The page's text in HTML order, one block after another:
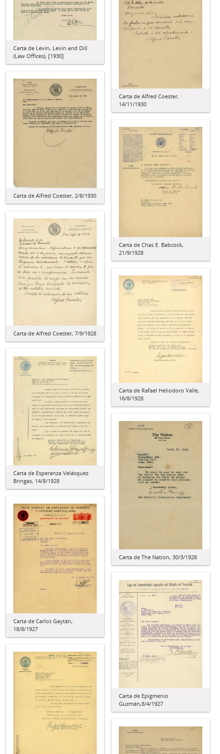
Carta de Levin, Levin and Dill
(Law Offices), [1930]
Carta de Alfred Coester,
14/11/1930
Carta de Alfred Coester, 2/8/1930
Carta de Chas E. Babcock,
21/9/1928
Carta de Alfred Coester, 7/9/1928
Carta de Rafael Heliodoro Valle,
16/8/1928
Carta de Esperanza Velásquez
Bringas, 14/8/1928
Carta de The Nation, 30/3/1928
Carta de Carlos Gaytán,
18/8/1927
Carta de Epigmenio
Guzmán,8/4/1927